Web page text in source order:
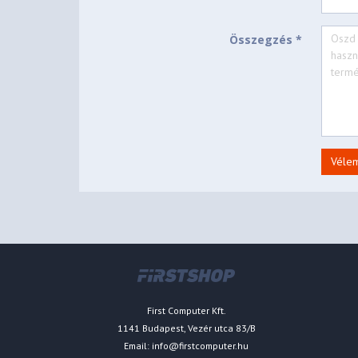
Összegzés *
First Computer Kft.
1141 Budapest, Vezér utca 83/B
Email: info@firstcomputer.hu